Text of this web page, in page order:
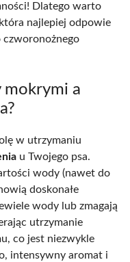
Dlatego warto
najlepiej odpowie
czworonożnego
mokrymi a
w utrzymaniu
u Twojego psa.
wody (nawet do
doskonałe
wody lub zmagają
utrzymanie
co jest niezwykle
intensywny aromat i